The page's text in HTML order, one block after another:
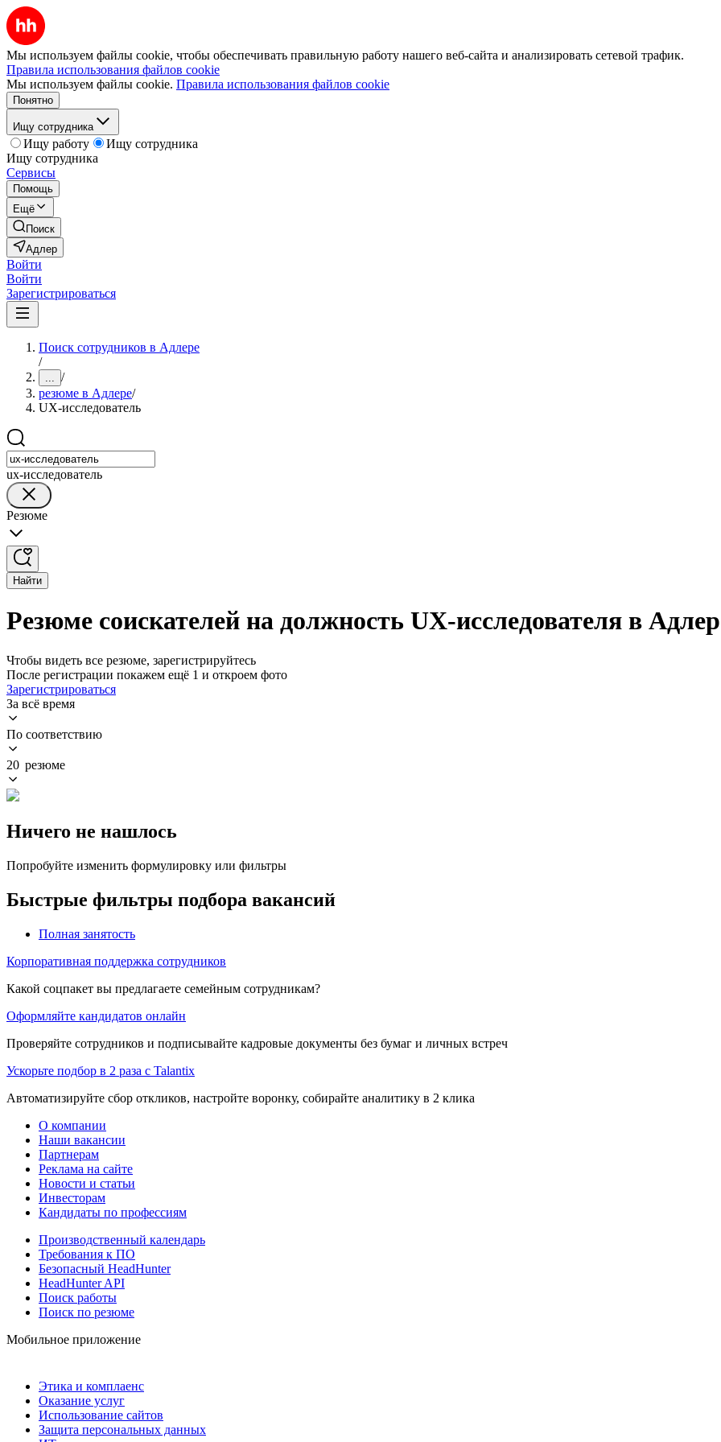
Мы используем файлы cookie, чтобы обеспечивать правильную работу нашего веб-сайта и анализировать сетевой трафик.
Правила использования файлов cookie
Мы используем файлы cookie. Правила использования файлов cookie
Понятно
Ищу сотрудника
Ищу работу
Ищу сотрудника
Ищу сотрудника
Сервисы
Помощь
Ещё
Поиск
Адлер
Войти
Войти
Зарегистрироваться
Поиск сотрудников в Адлере
/
... /
резюме в Адлере/
UX-исследователь
ux-исследователь
Резюме
Найти
Резюме соискателей на должность UX-исследователя в
Чтобы видеть все резюме, зарегистрируйтесь
После регистрации покажем ещё 1 и откроем фото
Зарегистрироваться
За всё время
По соответствию
20 резюме
Ничего не нашлось
Попробуйте изменить формулировку или фильтры
Быстрые фильтры подбора вакансий
Полная занятость
Корпоративная поддержка сотрудников
Какой соцпакет вы предлагаете семейным сотрудникам?
Оформляйте кандидатов онлайн
Проверяйте сотрудников и подписывайте кадровые документы без бумаг и личных встреч
Ускорьте подбор в 2 раза с Talantix
Автоматизируйте сбор откликов, настройте воронку, собирайте аналитику в 2 клика
О компании
Наши вакансии
Партнерам
Реклама на сайте
Новости и статьи
Инвесторам
Кандидаты по профессиям
Производственный календарь
Требования к ПО
Безопасный HeadHunter
HeadHunter API
Поиск работы
Поиск по резюме
Мобильное приложение
Этика и комплаенс
Оказание услуг
Использование сайтов
Защита персональных данных